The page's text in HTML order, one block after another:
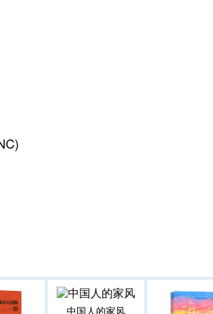
中国人的家风